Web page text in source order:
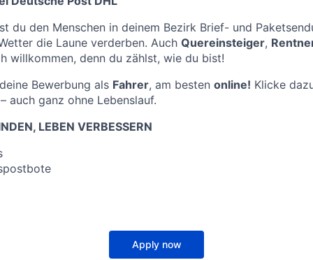
du den Menschen in deinem Bezirk Brief- und
die Laune verderben. Auch Quereinsteiger,
willkommen, denn du zählst, wie du bist!
Bewerbung als Fahrer, am besten online! Klicke
auch ganz ohne Lebenslauf.
LEBEN VERBESSERN
Apply now